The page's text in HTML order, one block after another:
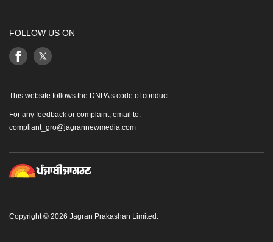
FOLLOW US ON
This website follows the DNPA’s code of conduct
For any feedback or complaint, email to:
compliant_gro@jagrannewmedia.com
Copyright © 2026 Jagran Prakashan Limited.